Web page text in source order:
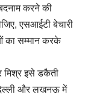
करने की
एसआईटी बेचारी
का सम्मान करके
मिश्र इसे डकैती
और लखनऊ में